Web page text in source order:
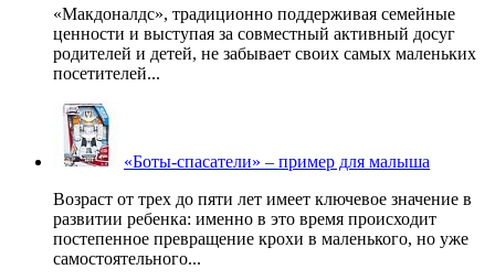
«Макдоналдс», традиционно поддерживая семейные
ценности и выступая за совместный активный досуг
родителей и детей, не забывает своих самых маленьких
посетителей...
«Боты-спасатели» – пример для малыша
Возраст от трех до пяти лет имеет ключевое значение в
развитии ребенка: именно в это время происходит
постепенное превращение крохи в маленького, но уже
самостоятельного...